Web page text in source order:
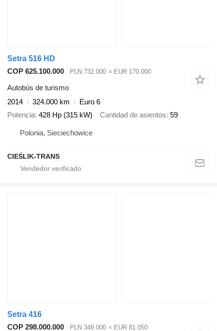
Setra 516 HD
COP 625.100.000
PLN 732.000 ≈ EUR 170.000
Autobús de turismo
2014
324.000 km
Euro 6
Potencia 428 Hp (315 kW) Cantidad de asientos 59
Polonia, Sieciechowice
CIEŚLIK-TRANS
Setra 416
COP 298.000.000
PLN 349.000 ≈ EUR 81.050